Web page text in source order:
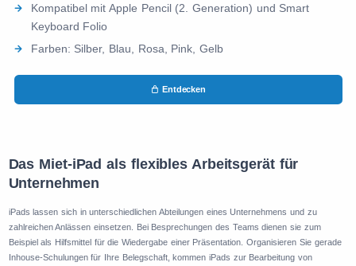
Kompatibel mit Apple Pencil (2. Generation) und Smart
Keyboard Folio
Farben: Silber, Blau, Rosa, Pink, Gelb
Entdecken
Das Miet-iPad als flexibles Arbeitsgerät für
Unternehmen
iPads lassen sich in unterschiedlichen Abteilungen eines Unternehmens und zu
zahlreichen Anlässen einsetzen. Bei Besprechungen des Teams dienen sie zum
Beispiel als Hilfsmittel für die Wiedergabe einer Präsentation. Organisieren Sie gerade
Inhouse-Schulungen für Ihre Belegschaft, kommen iPads zur Bearbeitung von